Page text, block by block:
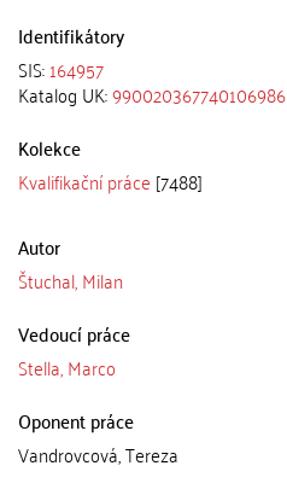
Identifikátory
SIS:164957
Katalog UK:990020367740106986
Kolekce
Kvalifikační práce [7488]
Autor
Štuchal, Milan
Vedoucí práce
Stella, Marco
Oponent práce
Vandrovcová, Tereza